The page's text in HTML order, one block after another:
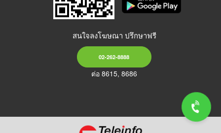
สนใจลงโฆษณา ปรึกษาฟรี
02-262-8888
ต่อ 8615, 8686